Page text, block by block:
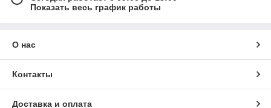
Показать весь график работы
О нас
Контакты
Доставка и оплата